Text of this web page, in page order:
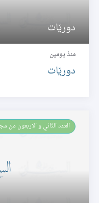
دوريّات
منذ يومين
دوريّات
العـدد الثاني و الاربعون من مجلة شعائر